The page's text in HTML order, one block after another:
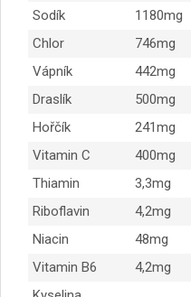
Sodík 1180mg
Chlor
746mg
Vápník
442mg
Draslík
500mg
Hořčík
241mg
Vitamin C
400mg
Thiamin
3,3mg
Riboflavin
4,2mg
Niacin
48mg
Vitamin B6
4,2mg